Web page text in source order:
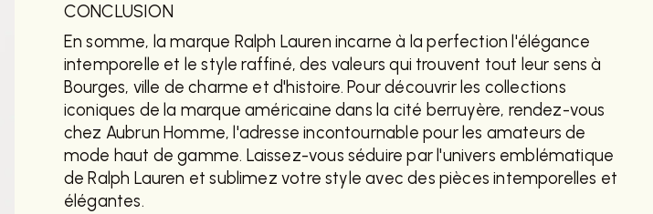
CONCLUSION
En somme, la marque Ralph Lauren incarne à la perfection l'élégance
intemporelle et le style raffiné, des valeurs qui trouvent tout leur sens à
Bourges, ville de charme et d'histoire. Pour découvrir les collections
iconiques de la marque américaine dans la cité berruyère, rendez-vous
chez Aubrun Homme, l'adresse incontournable pour les amateurs de
mode haut de gamme. Laissez-vous séduire par l'univers emblématique
de Ralph Lauren et sublimez votre style avec des pièces intemporelles et
élégantes.